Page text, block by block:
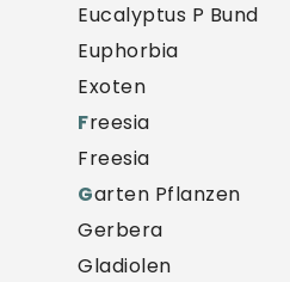
Eucalyptus P Bund
Euphorbia
Exoten
Freesia
Freesia
Garten Pflanzen
Gerbera
Gladiolen